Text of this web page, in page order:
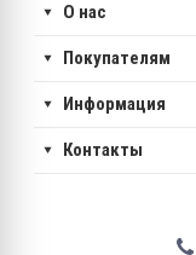
О нас
Покупателям
Информация
Контакты